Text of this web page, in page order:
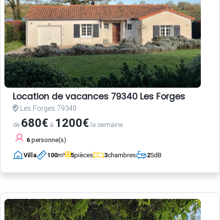
Location de vacances 79340 Les Forges
Les Forges 79340
de 680€ à 1200€ la semaine
6 personne(s)
Villa 100m² 5pièces 3chambres 2SdB